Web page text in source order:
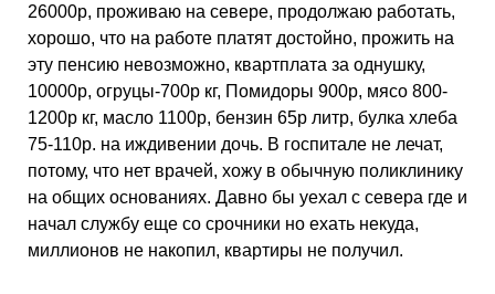
26000р, проживаю на севере, продолжаю работать,
хорошо, что на работе платят достойно, прожить на
эту пенсию невозможно, квартплата за однушку,
10000р, огруцы-700р кг, Помидоры 900р, мясо 800-
1200р кг, масло 1100р, бензин 65р литр, булка хлеба
75-110р. на иждивении дочь. В госпитале не лечат,
потому, что нет врачей, хожу в обычную поликлинику
на общих основаниях. Давно бы уехал с севера где и
начал службу еще со срочники но ехать некуда,
миллионов не накопил, квартиры не получил.